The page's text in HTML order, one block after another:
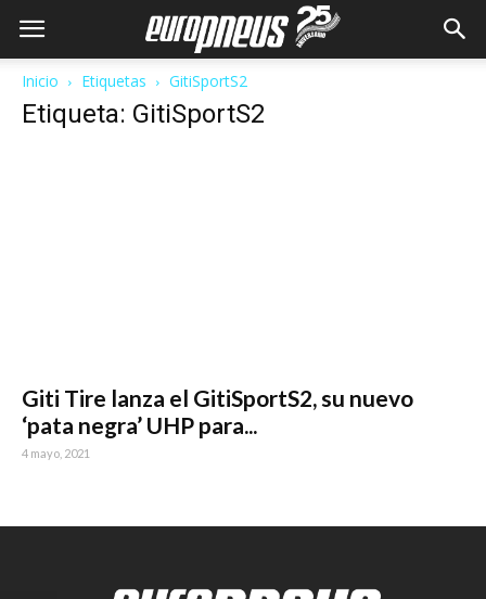
Inicio Etiquetas GitiSportS2
Etiqueta: GitiSportS2
Giti Tire lanza el GitiSportS2, su nuevo
‘pata negra’ UHP para...
4 mayo, 2021